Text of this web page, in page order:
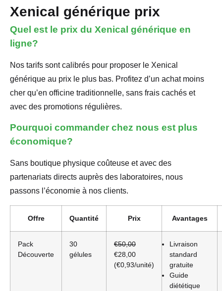
Xenical générique prix
Quel est le prix du Xenical générique en
ligne?
Nos tarifs sont calibrés pour proposer le Xenical
générique au prix le plus bas. Profitez d’un achat moins
cher qu’en officine traditionnelle, sans frais cachés et
avec des promotions régulières.
Pourquoi commander chez nous est plus
économique?
Sans boutique physique coûteuse et avec des
partenariats directs auprès des laboratoires, nous
passons l’économie à nos clients.
Offre Quantité Prix Avantages
Pack
Découverte
30
gélules
€50,00
€28,00
(€0,93/unité)
Livraison
standard
gratuite
Guide
diététique